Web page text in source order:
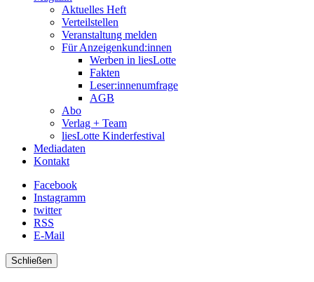
Aktuelles Heft
Verteilstellen
Veranstaltung melden
Für Anzeigenkund:innen
Werben in liesLotte
Fakten
Leser:innenumfrage
AGB
Abo
Verlag + Team
liesLotte Kinderfestival
Mediadaten
Kontakt
Facebook
Instagramm
twitter
RSS
E-Mail
Schließen